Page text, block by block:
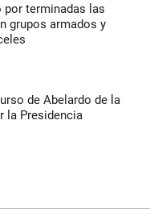
por terminadas las
grupos armados y
de Abelardo de la
la Presidencia